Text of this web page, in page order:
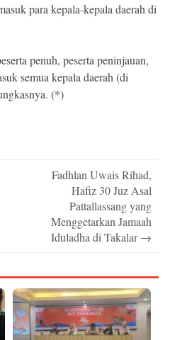
para kepala-kepala daerah di
penuh, peserta peninjauan,
semua kepala daerah (di
(*)
Fadhlan Uwais Rihad,
Hafiz 30 Juz Asal
Pattallassang yang
Menggetarkan Jamaah
Iduladha di Takalar→